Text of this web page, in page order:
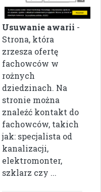
Usuwanie awarii -
Strona, która
zrzesza ofertę
fachowców w
rożnych
dziedzinach. Na
stronie można
znaleźć kontakt do
fachowców, takich
jak: specjalista od
kanalizacji,
elektromonter,
szklarz czy ...